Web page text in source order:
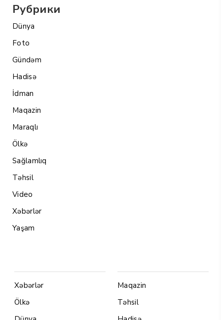
Рубрики
Dünya
Foto
Gündəm
Hadisə
İdman
Maqazin
Maraqlı
Ölkə
Sağlamlıq
Təhsil
Video
Xəbərlər
Yaşam
Xəbərlər
Ölkə
Maqazin
Təhsil